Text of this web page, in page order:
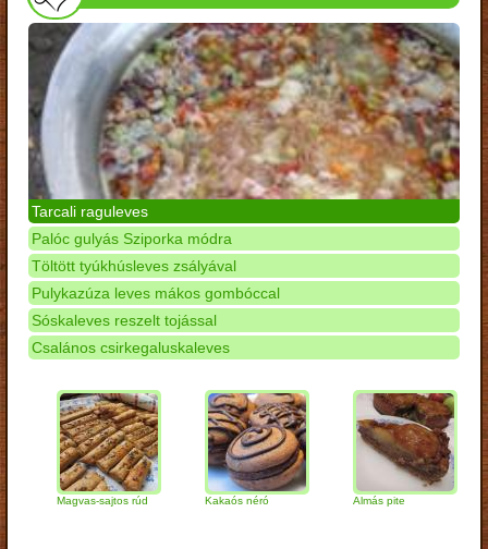
Tarcali raguleves
Palóc gulyás Sziporka módra
Töltött tyúkhúsleves zsályával
Pulykazúza leves mákos gombóccal
Sóskaleves reszelt tojással
Csalános csirkegaluskaleves
Magvas-sajtos rúd Kakaós néró Almás pite